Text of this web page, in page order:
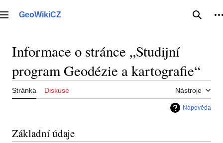
na
Hlavní menu
GeoWikiCZ Hledat
Informace o stránce „Studijní
program Geodézie a kartografie“
Stránka Diskuse Nástroje
Nápověda
Základní údaje